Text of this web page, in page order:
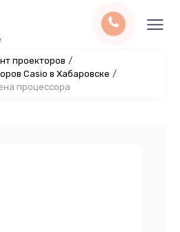
проекторов /
Casio в Хабаровске /
процессора